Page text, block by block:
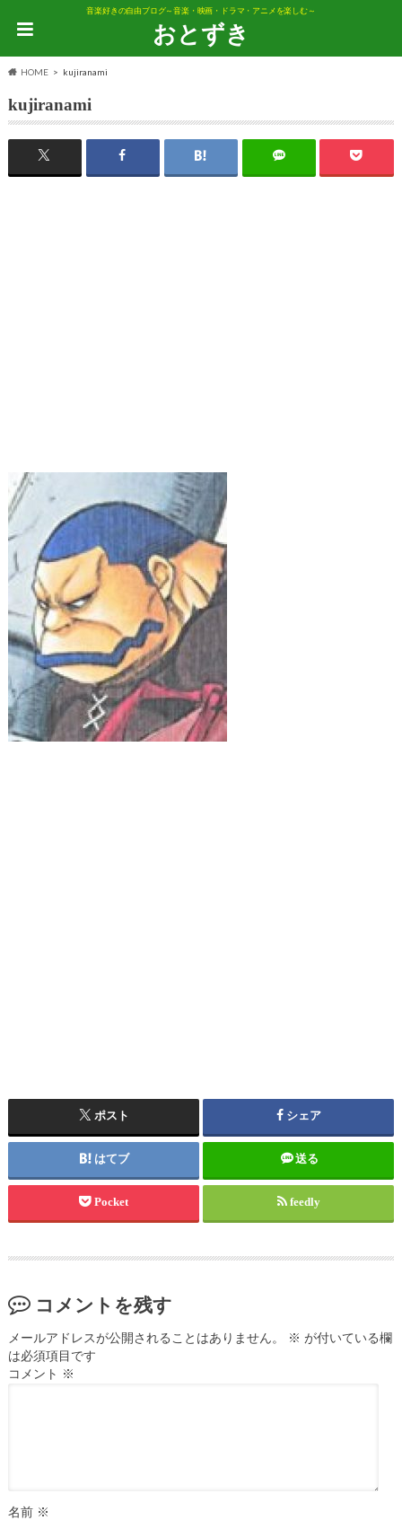
音楽好きの自由ブログ～音楽・映画・ドラマ・アニメを楽しむ～
おとずき
HOME kujiranami
kujiranami
ポスト シェア
はてブ 送る
Pocket feedly
コメントを残す
メールアドレスが公開されることはありません。 ※ が付いている欄
は必須項目です
コメント ※
名前 ※